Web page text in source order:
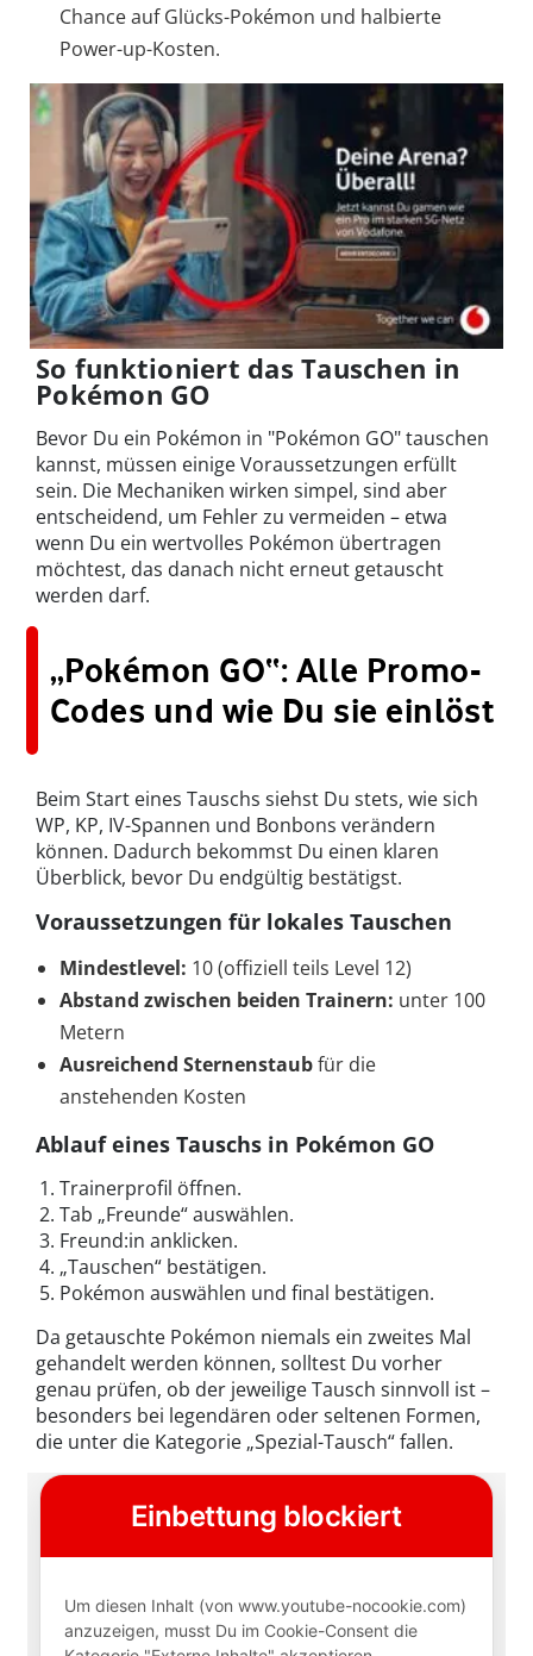
Chance auf Glücks-Pokémon und halbierte
Power-up-Kosten.
So funktioniert das Tauschen in
Pokémon GO
Bevor Du ein Pokémon in "Pokémon GO" tauschen
kannst, müssen einige Voraussetzungen erfüllt
sein. Die Mechaniken wirken simpel, sind aber
entscheidend, um Fehler zu vermeiden – etwa
wenn Du ein wertvolles Pokémon übertragen
möchtest, das danach nicht erneut getauscht
werden darf.
„Pokémon GO“: Alle Promo-
Codes und wie Du sie einlöst
Beim Start eines Tauschs siehst Du stets, wie sich
WP, KP, IV-Spannen und Bonbons verändern
können. Dadurch bekommst Du einen klaren
Überblick, bevor Du endgültig bestätigst.
Voraussetzungen für lokales Tauschen
Mindestlevel: 10 (offiziell teils Level 12)
Abstand zwischen beiden Trainern: unter 100
Metern
Ausreichend Sternenstaubfür die
anstehenden Kosten
Ablauf eines Tauschs in Pokémon GO
Trainerprofil öffnen.
Tab „Freunde“ auswählen.
Freund:in anklicken.
„Tauschen“ bestätigen.
Pokémon auswählen und final bestätigen.
Da getauschte Pokémon niemals ein zweites Mal
gehandelt werden können, solltest Du vorher
genau prüfen, ob der jeweilige Tausch sinnvoll ist –
besonders bei legendären oder seltenen Formen,
die unter die Kategorie „Spezial-Tausch“ fallen.